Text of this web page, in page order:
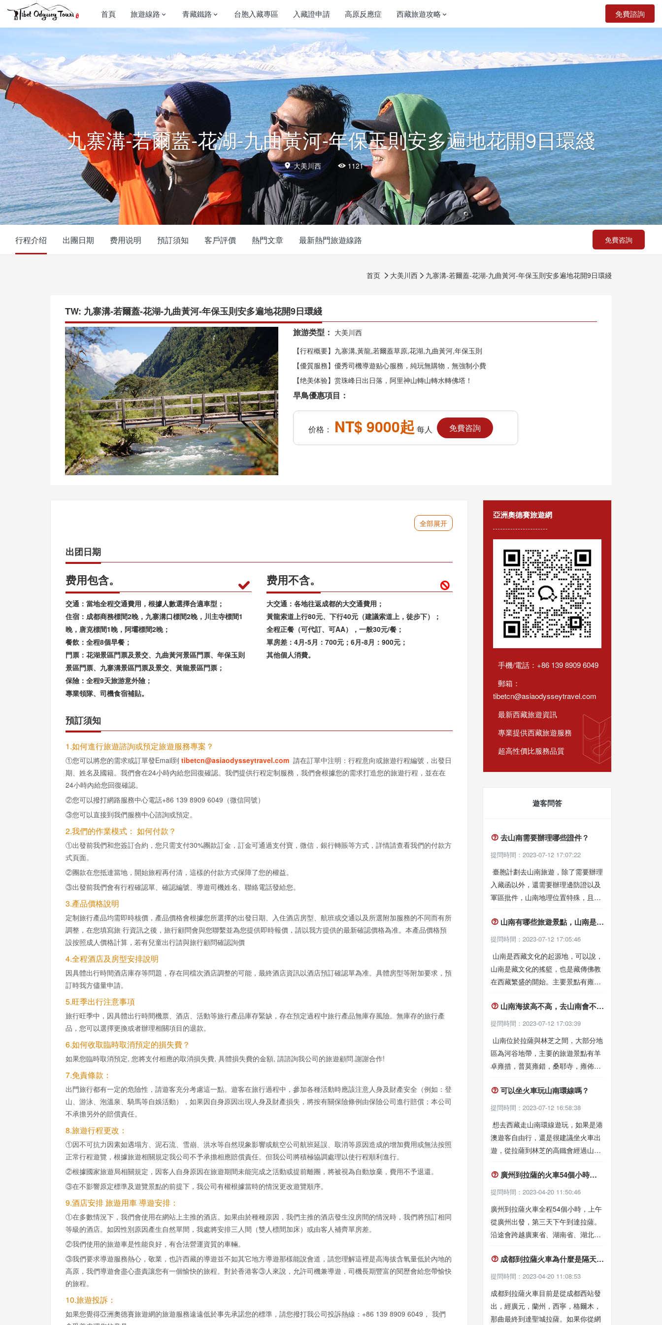
首頁 旅遊線路  青藏鐵路  台胞入藏專區 入藏證申請 高原反應症 西藏旅遊攻略  免費諮詢
九寨溝-若爾蓋-花湖-九曲黃河-年保玉則安多遍地花開9日環綫
 大美川西  1121
行程介绍 出團日期 费用说明 預訂須知 客戶評價 熱門文章 最新熱門旅遊線路 免費咨詢
大美川西  九寨溝-若爾蓋-花湖-九曲黃河-年保玉則安多遍地花開9日環綫
首页 
TW: 九寨溝-若爾蓋-花湖-九曲黃河-年保玉則安多遍地花開9日環綫
旅游类型： 大美川西
【行程概要】九寨溝,黃龍,若爾蓋草原,花湖,九曲黃河,年保玉則
【優質服務】優秀司機導遊贴心服務，純玩無購物，無強制小費
【绝美体验】赏珠峰日出日落，阿里神山轉山轉水轉佛塔！
早鳥優惠項目：
价格： NT$ 9000起 每人 免費咨詢
全部展开
出团日期
费用包含。 
交通：當地全程交通費用，根據人數選擇合適車型；
住宿：成都商務標間2晚，九寨溝口標間2晚，川主寺標間1
晚，唐克標間1晚，阿壩標間2晚；
餐飲：全程8個早餐；
門票：花湖景區門票及景交、九曲黃河景區門票、年保玉則
景區門票、九寨溝景區門票及景交、黃龍景區門票；
保險：全程9天旅游意外險；
專業領隊、司機食宿補貼。
费用不含。 
大交通：各地往返成都的大交通費用；
黃龍索道上行80元、下行40元（建議索道上，徒步下）；
全程正餐（可代訂、可AA），一般30元/餐；
單房差：4月-5月：700元；6月-8月：900元；
其他個人消費。
預訂須知
1.如何進行旅遊諮詢或預定旅遊服務專案？
①您可以將您的需求或訂單發Email到 tibetcn@asiaodysseytravel.com 請在訂單中注明：行程意向或旅遊行程編號，出發日
期、姓名及國籍。我們會在24小時內給您回復確認。我們提供行程定制服務，我們會根據您的需求打造您的旅遊行程，並在在
24小時內給您回復確認。
②您可以撥打網路服務中心電話+86 139 8909 6049（微信同號）
③您可以直接到我們服務中心諮詢或預定。
2.我們的作業模式： 如何付款？
①出發前我們和您簽訂合約，您只需支付30%團款訂金，訂金可通過支付寶，微信，銀行轉賬等方式，詳情請查看我們的付款方
式頁面。
②團款在您抵達當地，開始旅程再付清，這樣的付款方式保障了您的權益。
③出發前我們會有行程確認單、確認編號、導遊司機姓名、聯絡電話發給您。
3.產品價格說明
定制旅行產品均需即時核價，產品價格會根據您所選擇的出發日期、入住酒店房型、航班或交通以及所選附加服務的不同而有所
調整，在您填寫旅 行資訊之後，旅行顧問會與您聯繫並為您提供即時報價，請以我方提供的最新確認價格為准。本產品價格預
設按照成人價格計算，若有兒童出行請與旅行顧問確認詢價
4.全程酒店及房型安排說明
因具體出行時間酒店庫存等問題，存在同檔次酒店調整的可能，最終酒店資訊以酒店預訂確認單為准。具體房型等附加要求，預
訂時我方儘量申請。
5.旺季出行注意事項
旅行旺季中，因具體出行時間機票、酒店、活動等旅行產品庫存緊缺，存在預定過程中旅行產品無庫存風險。無庫存的旅行產
品，您可以選擇更換或者辦理相關項目的退款。
6.如何收取臨時取消預定的損失費？
如果您臨時取消預定, 您將支付相應的取消損失費, 具體損失費的金額, 請諮詢我公司的旅遊顧問.謝謝合作!
7.免責條款：
出門旅行都有一定的危險性，請遊客充分考慮這一點。遊客在旅行過程中，參加各種活動時應該注意人身及財產安全（例如：登
山、游泳、泡溫泉、騎馬等自娛活動），如果因自身原因出現人身及財產損失，將按有關保險條例由保險公司進行賠償；本公司
不承擔另外的賠償責任。
8.旅遊行程更改：
①因不可抗力因素如遇塌方、泥石流、雪崩、洪水等自然現象影響或航空公司航班延誤、取消等原因造成的增加費用或無法按照
正常行程遊覽，根據旅遊相關規定我公司不予承擔相應賠償責任。但我公司將積極協調處理以使行程順利進行。
②根據國家旅遊局相關規定，因客人自身原因在旅遊期間未能完成之活動或提前離團，將被視為自動放棄，費用不予退還。
③在不影響原定標準及遊覽景點的前提下，我公司有權根據當時的情況更改遊覽順序。
9.酒店安排 旅遊用車 導遊安排：
①在多數情況下，我們會使用在網站上主推的酒店。如果由於種種原因，我們主推的酒店發生沒房間的情況時，我們將預訂相同
等級的酒店。如因性別原因產生自然單間，我處將安排三人間（雙人標間加床）或由客人補齊單房差。
②我們使用的旅遊車是性能良好，有合法營運資質的車輛。
③我們要求導遊服務熱心，敬業，也許西藏的導遊並不如其它地方導遊那樣能說會道，請您理解這裡是高海拔含氧量低於內地的
高原，我們導遊會盡心盡責讓您有一個愉快的旅程。對於香港客③人來說，允許司機兼導遊，司機長期豐富的閱歷會給您帶愉快
的旅程。
10.旅遊投訴：
如果您覺得亞洲奧德賽旅遊網的旅遊服務遠遠低於事先承諾您的標準，請您撥打我公司投訴熱線：+86 139 8909 6049， 我們
亞洲奧德賽旅遊網
手機/電話：+86 139 8909 6049
郵箱：
tibetcn@asiaodysseytravel.com
最新西藏旅遊資訊
專業提供西藏旅遊服務
超高性價比服務品質
遊客問答
 去山南需要辦理哪些證件？
提問時間：2023-07-12 17:07:22
臺胞計劃去山南旅遊，除了需要辦理
入藏函以外，還需要辦理邊防證以及
軍區批件，山南地理位置特殊，且有
 山南有哪些旅遊景點，山南是否值得一去？
提問時間：2023-07-12 17:05:46
山南是西藏文化的起源地，可以說，
山南是藏文化的搖籃，也是藏傳佛教
在西藏繁盛的開始。主要景點有雍佈
藏文化的歷史感興趣，山南一定不要
錯過。
 山南海拔高不高，去山南會不會有高原反應？
提問時間：2023-07-12 17:03:39
山南位於拉薩與林芝之間，大部分地
區為河谷地帶，主要的旅遊景點有羊
卓雍措，普莫雍錯，桑耶寺，雍佈拉
南旅遊基本不會有太大的高原反應，
但是由於其海拔相對林芝會高一些，
 可以坐火車玩山南環線嗎？
提問時間：2023-07-12 16:58:38
想去西藏走山南環線遊玩，如果是港
澳遊客自由行，還是很建議坐火車出
遊，從拉薩到林芝的高鐵會經過山
是每天火車車次有限，注意規劃好時
間。而對於跟團的臺胞和外賓來說，
會很高。我們建議您選擇旅遊車出
行。價格更加實惠。
 廣州到拉薩的火車54個小時，要經過哪些地方？
提問時間：2023-04-20 11:50:46
廣州到拉薩火車全程54個小時，上午
從廣州出發，第三天下午到達拉薩。
沿途會跨越廣東省、湖南省、湖北
省最終到達西藏拉薩。我們會多次跨
越長江和黃河併最終到達長江的源頭-
本土運營時間最長的火車，沿途風光
無限，有機會一定要試一次，盡量選
 成都到拉薩火車為什麼是隔天發車，怎麼買票比較好？
提問時間：2023-04-20 11:08:53
成都到拉薩火車目前是從成都西站發
出，經廣元，蘭州，西寧，格爾木，
那曲最終到達聖城拉薩。如果你從網